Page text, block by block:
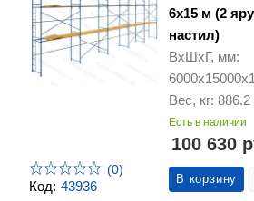
Код: 43936
(0)
6х15 м (2
настил)
ВхШхГ, мм:
Вес, кг: 886.2
Есть в наличии
100 630
В корзину